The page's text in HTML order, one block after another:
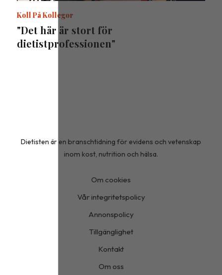
Koll På Kollegor
"Det här är stort för
dietistprofessionen"
Dietisten är en branschtidning för evidens och vetenskap
inom kost, nutrition och hälsa.
Om cookies
Vår integritetspolicy
Annonspolicy
Tillgänglighet
Kontakt
Om oss